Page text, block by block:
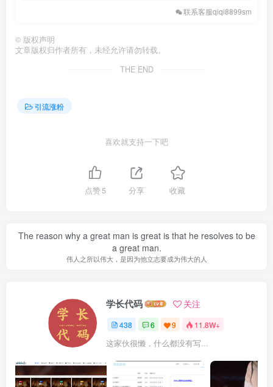
联系客服qiqi8899sm
© 版权声明
文章版权归作者所有，未经允许请勿转载。
THE END
引流涨粉
喜欢就支持一下吧
点赞5 分享 收藏
The reason why a great man is great is that he resolves to be
a great man.
伟人之所以伟大，是因为他立志要成为伟大的人
学长代码 关注
438 6 9 11.8W+
这家伙很懒，什么都没有写...